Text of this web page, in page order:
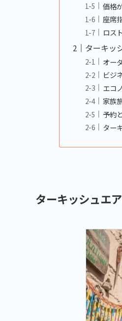
価格
座席
ロス
ターキッ
オー
ビジ
エコ
家族
予約
ター
ターキッシュエ